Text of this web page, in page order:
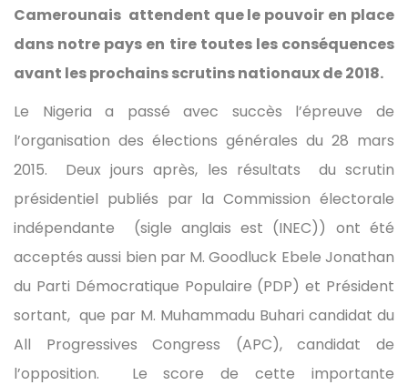
Camerounais attendent que le pouvoir en place
dans notre pays en tire toutes les conséquences
avant les prochains scrutins nationaux de 2018.
Le Nigeria a passé avec succès l’épreuve de
l’organisation des élections générales du 28 mars
2015. Deux jours après, les résultats du scrutin
présidentiel publiés par la Commission électorale
indépendante (sigle anglais est (INEC)) ont été
acceptés aussi bien par M. Goodluck Ebele Jonathan
du Parti Démocratique Populaire (PDP) et Président
sortant, que par M. Muhammadu Buhari candidat du
All Progressives Congress (APC), candidat de
l’opposition. Le score de cette importante